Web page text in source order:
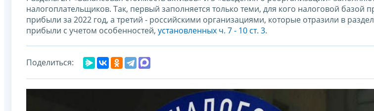
налогоплательщиков. Так, первый заполняется только теми, для кого налоговой базой
прибыли за 2022 год, а третий - российскими организациями, которые отразили в
прибыли с учетом особенностей, установленных ч. 7 - 10 ст. 3.
Поделиться: